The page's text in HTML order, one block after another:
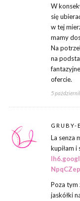
W
się
w tej
mamy
Na
na
ofercie.
5
GRUBY-
La senza
kupiłam i
Poza tym
jaskółki